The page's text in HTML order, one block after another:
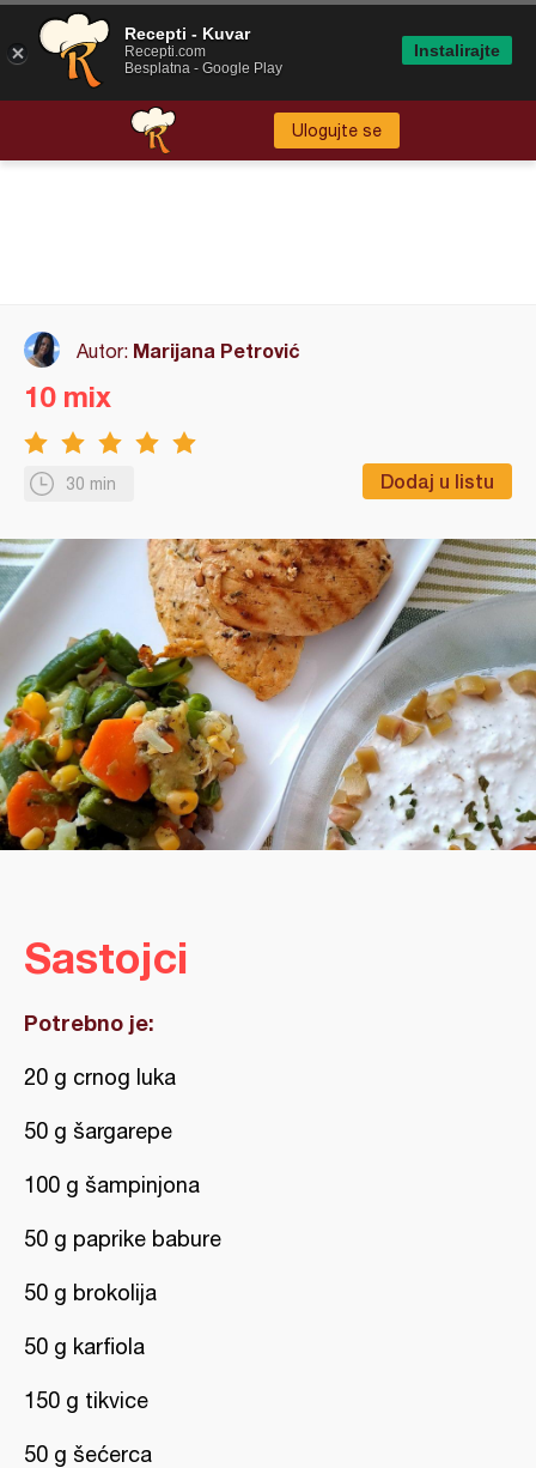
Ulogujte se
Autor: Marijana Petrović
30 min Dodaj u listu
10 mix
Sastojci
Potrebno je:
20 g crnog luka
50 g šargarepe
100 g šampinjona
50 g paprike babure
50 g brokolija
50 g karfiola
150 g tikvice
50 g šećerca
Recepti - Kuvar
Recepti.com
Besplatna - Google Play
Instalirajte